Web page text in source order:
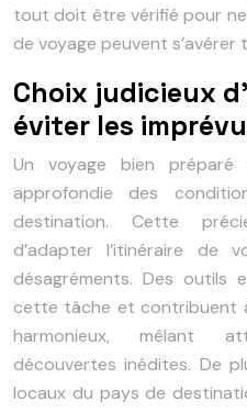
tout doit être vérifié pour
de voyage peuvent
Choix judicieux
éviter les
Un voyage bien
approfondie des
destination. Cette
d’adapter l’itinéraire de
désagréments. Des outils
cette tâche et contribuent
harmonieux, mêlant
découvertes inédites. De
locaux du pays de